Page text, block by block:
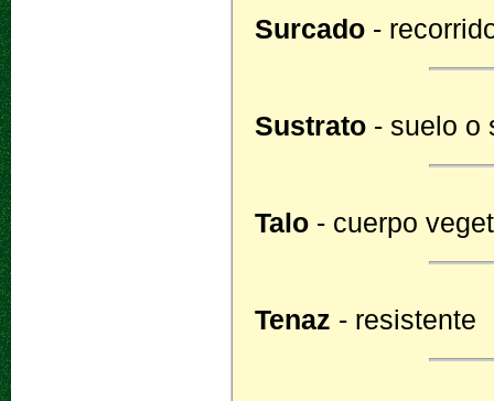
Surcado -
Sustrato - suelo o
Talo - cuerpo
Tenaz - resistente